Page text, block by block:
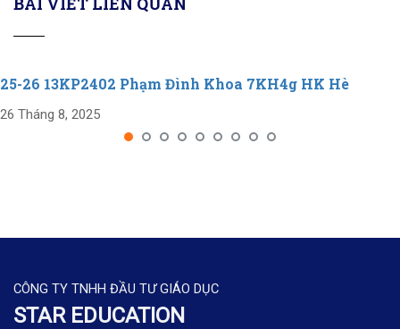
25-26 13KP2402 Phạm Đình Khoa 7KH4g HK Hè
26 Tháng 8, 2025
CÔNG TY TNHH ĐẦU TƯ GIÁO DỤC
STAR EDUCATION